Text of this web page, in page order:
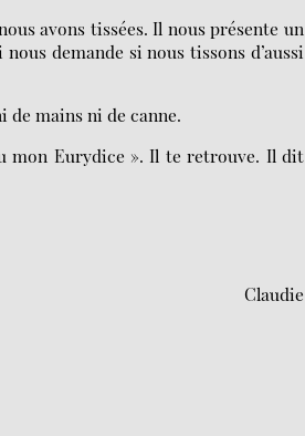
avons tissées. Il nous présente un
demande si nous tissons d’aussi
de mains ni de canne.
mon Eurydice ». Il te retrouve. Il dit
Claudie